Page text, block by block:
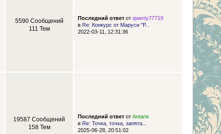
5590 Сообщений
111 Тем
Последний ответот qwerty77719
в Re: Конкурс от Маруси "Р...
2022-03-11, 12:31:36
19587 Сообщений
158 Тем
Последний ответот Antaris
в Re: Точка, точка, запята...
2025-06-28, 20:51:02